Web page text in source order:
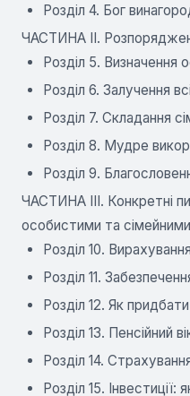
Розділ 4. Бог
ЧАСТИНА II.
Розділ 5. Визначення
Розділ 6. Залучення
Розділ 7. Складання
Розділ 8. Мудре
Розділ 9.
ЧАСТИНА III. Конкретні
особистими та
Розділ 10.
Розділ 11.
Розділ 12. Як
Розділ 13. Пенсійний
Розділ 14.
Розділ 15.